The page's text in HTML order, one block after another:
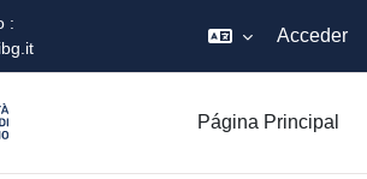
:
Acceder
Página Principal